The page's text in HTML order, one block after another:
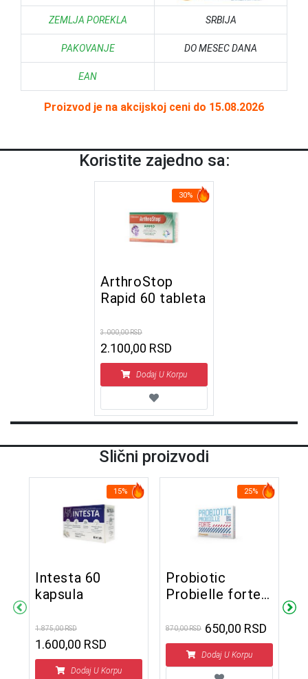
ZEMLJA POREKLA SRBIJA
PAKOVANJE DO MESEC DANA
EAN
Proizvod je na akcijskoj ceni do 15.08.2026
Koristite zajedno sa:
30%
ArthroStop
Rapid 60 tableta
3.000,00 RSD
2.100,00 RSD
Dodaj U Korpu
Slični proizvodi
15%
Intesta 60
kapsula
1.875,00 RSD
1.600,00 RSD
Dodaj U Korpu
25%
Probiotic
Probielle forte
870,00 RSD 650,00 RSD
Dodaj U Korpu